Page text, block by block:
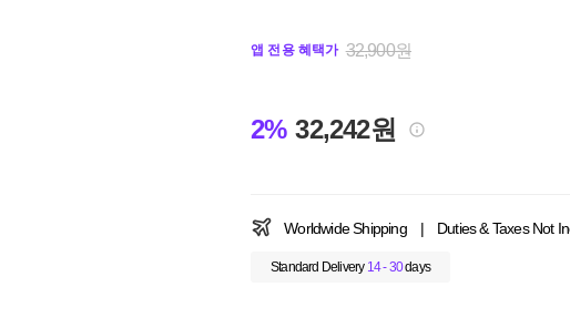
앱 전용 혜택가 32,900원
2% 32,242원
Worldwide Shipping | Duties & Taxes Not
Standard Delivery 14 - 30days